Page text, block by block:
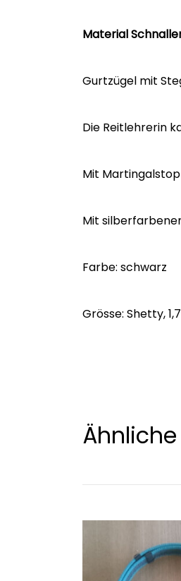
Material
Gurtzügel mit
Die Reitlehrerin
Mit
Mit
Farbe: schwarz
Grösse: Shetty,